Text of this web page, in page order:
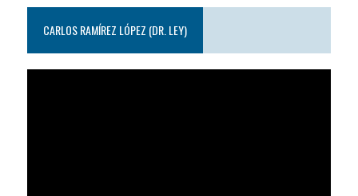
CARLOS RAMÍREZ LÓPEZ (DR. LEY)